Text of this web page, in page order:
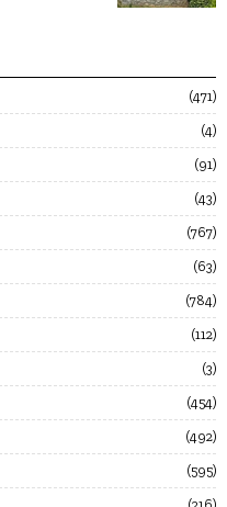
471
4
91
43
767
63
784
112
3
454
492
595